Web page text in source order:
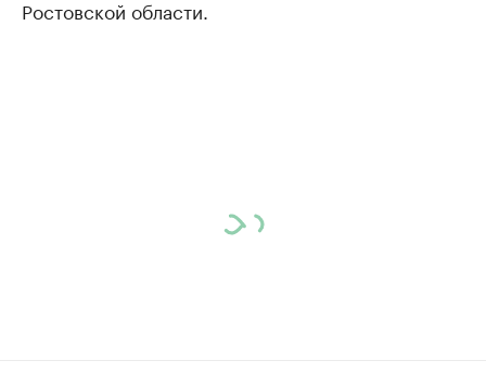
Ростовской области.